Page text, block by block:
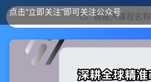
点击“立即关注”即可关注公众号
请输入课程名称